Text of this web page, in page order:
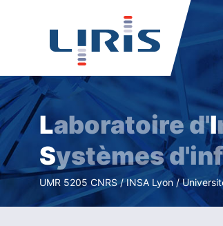
Laboratoire d'I
Systèmes
UMR 5205 CNRS / INSA Lyon /